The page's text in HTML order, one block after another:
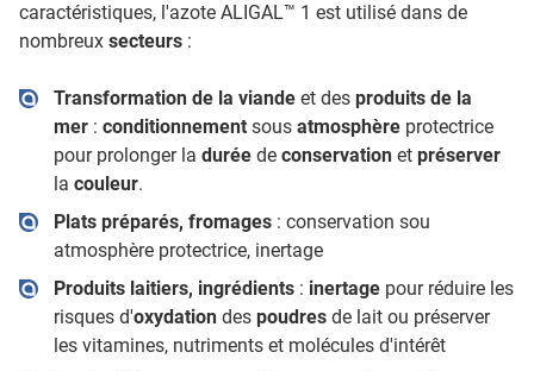
caractéristiques, l'azote ALIGAL™ 1 est utilisé dans de
nombreux secteurs :
Transformation de la viandeet des produits de la
mer : conditionnement sous atmosphère protectrice
pour prolonger la durée de conservation et préserver
la couleur.
Plats préparés, fromages: conservation sou
atmosphère protectrice, inertage
Produits laitiers, ingrédients: inertage pour réduire les
risques d'oxydationdes poudres de lait ou préserver
les vitamines, nutriments et molécules d'intérêt